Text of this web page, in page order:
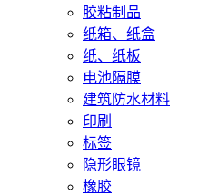
胶粘制品
纸箱、纸盒
纸、纸板
电池隔膜
建筑防水材料
印刷
标签
隐形眼镜
橡胶